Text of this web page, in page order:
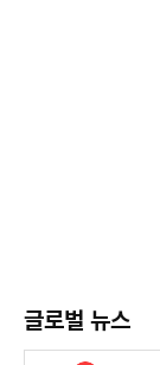
글로벌 뉴스